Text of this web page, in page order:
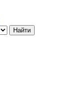
Найти